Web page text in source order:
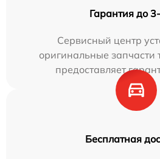
Гарантия до
Сервисный центр
оригинальные запчасти
предоставляет
Бесплатная